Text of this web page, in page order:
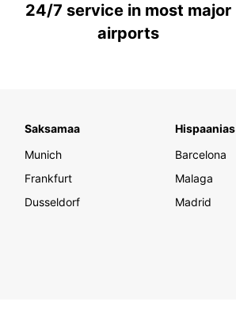
24/7 service in most major
airports
Saksamaa
Munich
Frankfurt
Dusseldorf
Hispaanias
Barcelona
Malaga
Madrid